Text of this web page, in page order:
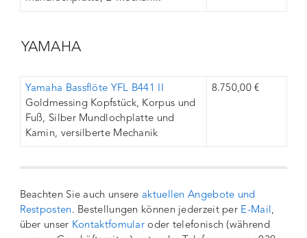
YAMAHA
Yamaha Bassflöte YFL B441 II
Goldmessing Kopfstück, Korpus und
Fuß, Silber Mundlochplatte und
Kamin, versilberte Mechanik
8.750,00 €
Beachten Sie auch unsere aktuellen Angebote und
Restposten. Bestellungen können jederzeit per E-Mail,
über unser Kontaktfomular oder telefonisch (während